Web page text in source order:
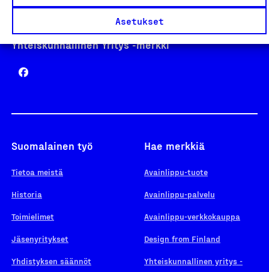
Asetukset
Yhteiskunnallinen Yritys -merkki
Suomalainen työ
Tietoa meistä
Historia
Toimielimet
Jäsenyritykset
Yhdistyksen säännöt
Hae merkkiä
Avainlippu-tuote
Avainlippu-palvelu
Avainlippu-verkkokauppa
Design from Finland
Yhteiskunnallinen yritys -